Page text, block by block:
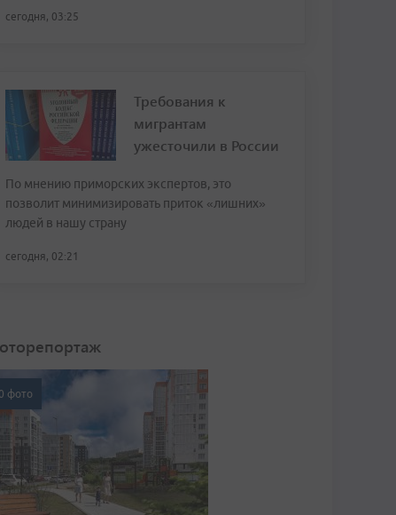
сегодня, 03:25
Требования к
мигрантам
ужесточили в России
По мнению приморских экспертов, это
позволит минимизировать приток «лишних»
людей в нашу страну
сегодня, 02:21
фото